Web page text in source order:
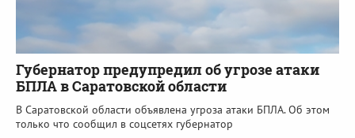
Губернатор предупредил об угрозе атаки
БПЛА в Саратовской области
В Саратовской области объявлена угроза атаки БПЛА. Об этом
только что сообщил в соцсетях губернатор